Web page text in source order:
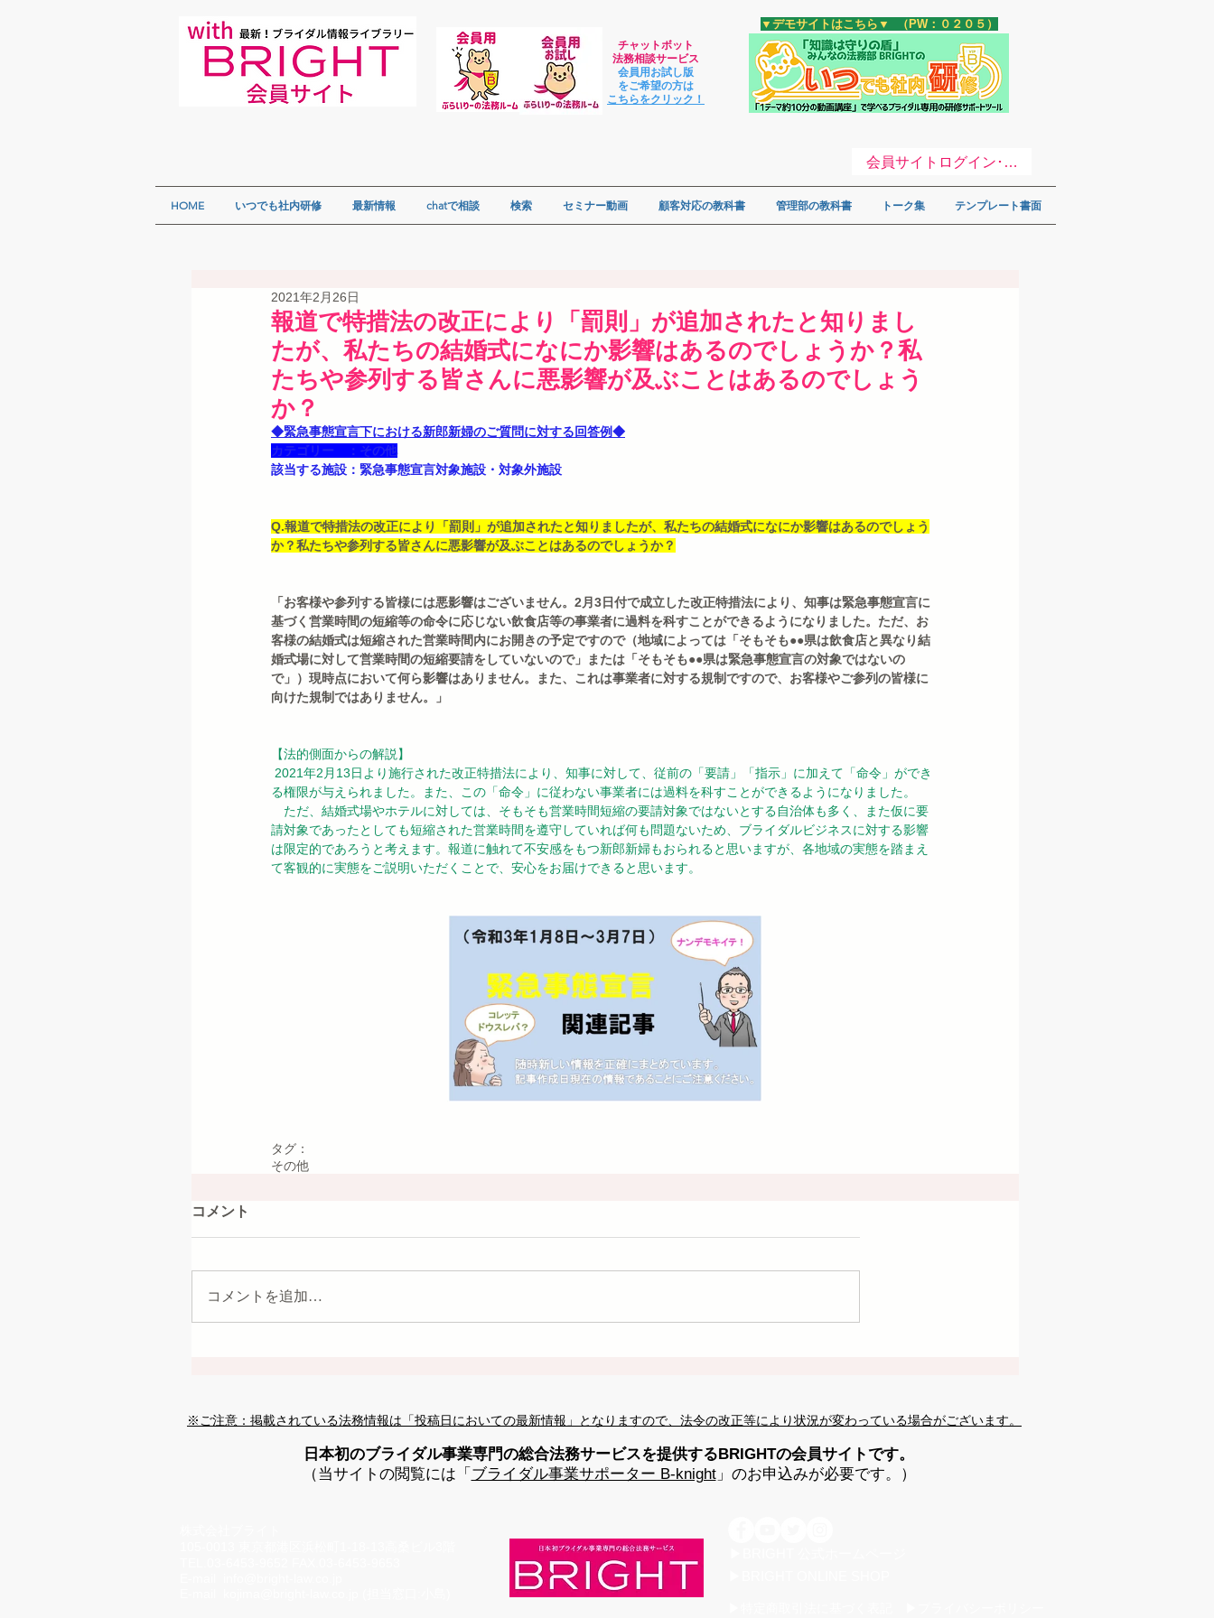
チャットボット
法務相談サービス
会員用お試し版
をご希望の方は
​こちらをクリック！
​▼デモサイトはこちら▼ （PW：０２０５）
HOME いつでも社内研修 最新情報 chatで相談 検索 セミナー動画 顧客対応の教科書 管理部の教科書 トーク集 テンプレート書面
報道で特措法の改正により「罰則」が追加されたと知りまし
たが、私たちの結婚式になにか影響はあるのでしょうか？私
たちや参列する皆さんに悪影響が及ぶことはあるのでしょう
か？
2021年2月26日
◆緊急事態宣言下における新郎新婦のご質問に対する回答例◆
カテゴリー　：その他
該当する施設：緊急事態宣言対象施設・対象外施設
Q.報道で特措法の改正により「罰則」が追加されたと知りましたが、私たちの結婚式になにか影響はあるのでしょう
か？私たちや参列する皆さんに悪影響が及ぶことはあるのでしょうか？
「お客様や参列する皆様には悪影響はございません。2月3日付で成立した改正特措法により、知事は緊急事態宣言に
基づく営業時間の短縮等の命令に応じない飲食店等の事業者に過料を科すことができるようになりました。ただ、お
客様の結婚式は短縮された営業時間内にお開きの予定ですので（地域によっては「そもそも●●県は飲食店と異なり結
婚式場に対して営業時間の短縮要請をしていないので」または「そもそも●●県は緊急事態宣言の対象ではないの
で」）現時点において何ら影響はありません。また、これは事業者に対する規制ですので、お客様やご参列の皆様に
向けた規制ではありません。」
【法的側面からの解説】
る権限が与えられました。また、この「命令」に従わない事業者には過料を科すことができるようになりました。
ただ、結婚式場やホテルに対しては、そもそも営業時間短縮の要請対象ではないとする自治体も多く、また仮に要
請対象であったとしても短縮された営業時間を遵守していれば何も問題ないため、ブライダルビジネスに対する影響
は限定的であろうと考えます。報道に触れて不安感をもつ新郎新婦もおられると思いますが、各地域の実態を踏まえ
て客観的に実態をご説明いただくことで、安心をお届けできると思います。
タグ：
その他
コメント
コメントを追加…
※ご注意：掲載されている法務情報は「投稿日においての最新情報」となりますので、法令の改正等により状況が変わっている場合がございます。
日本初のブライダル事業専門の総合法務サービスを提供するBRIGHTの会員サイトです。
（当サイトの閲覧には「 ブライダル事業サポーター B-knight」のお申込みが必要です。）